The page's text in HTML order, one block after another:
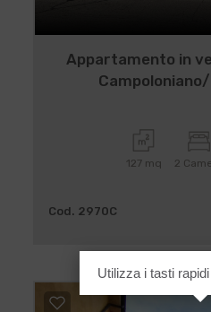
Appartamento in
127 mq 2
Cod. 2970C
Utilizza i tasti